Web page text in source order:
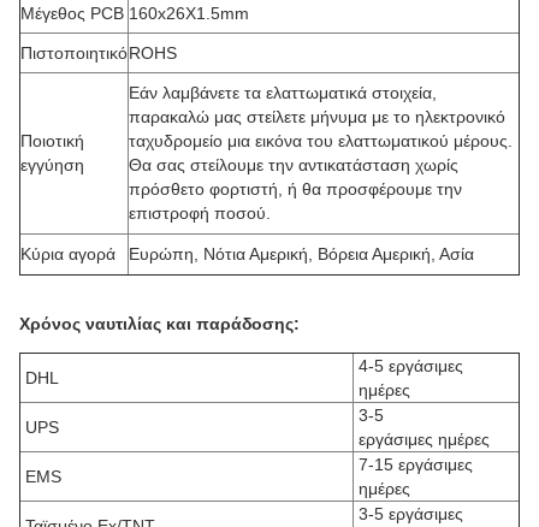
Μέγεθος PCB 160x26X1.5mm
ΠιστοποιητικόROHS
Ποιοτική
εγγύηση
Εάν λαμβάνετε τα ελαττωματικά στοιχεία,
παρακαλώ μας στείλετε μήνυμα με το ηλεκτρονικό
ταχυδρομείο μια εικόνα του ελαττωματικού μέρους.
Θα σας στείλουμε την αντικατάσταση χωρίς
πρόσθετο φορτιστή, ή θα προσφέρουμε την
επιστροφή ποσού.
Κύρια αγορά Ευρώπη, Νότια Αμερική, Βόρεια Αμερική, Ασία
Χρόνος ναυτιλίας και παράδοσης:
DHL
4-5 εργάσιμες
ημέρες
UPS
3-5
εργάσιμες ημέρες
EMS
7-15 εργάσιμες
ημέρες
3-5 εργάσιμες